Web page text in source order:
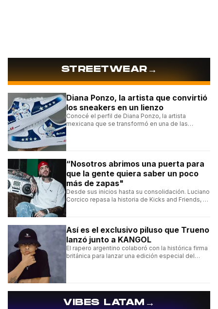
STREETWEAR→
Diana Ponzo, la artista que convirtió
los sneakers en un lienzo
Conocé el perfil de Diana Ponzo, la artista
mexicana que se transformó en una de las
“Nosotros abrimos una puerta para
que la gente quiera saber un poco
más de zapas"
Desde sus inicios hasta su consolidación. Luciano
Corcico repasa la historia de Kicks and Friends, el
Así es el exclusivo piluso que Trueno
lanzó junto a KANGOL
El rapero argentino colaboró con la histórica firma
británica para lanzar una edición especial del
VIBES LATAM →